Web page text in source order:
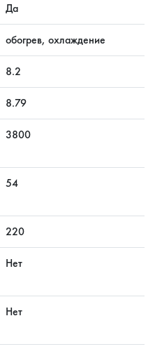
Да
обогрев, охлаждение
8.2
8.79
3800
54
220
Нет
Нет